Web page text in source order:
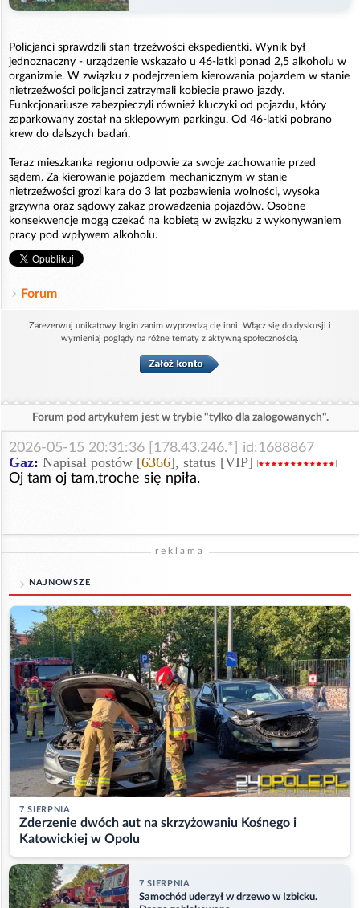
Policjanci sprawdzili stan trzeźwości ekspedientki. Wynik był
jednoznaczny - urządzenie wskazało u 46-latki ponad 2,5 alkoholu w
organizmie. W związku z podejrzeniem kierowania pojazdem w stanie
nietrzeźwości policjanci zatrzymali kobiecie prawo jazdy.
Funkcjonariusze zabezpieczyli również kluczyki od pojazdu, który
zaparkowany został na sklepowym parkingu. Od 46-latki pobrano
krew do dalszych badań.
Teraz mieszkanka regionu odpowie za swoje zachowanie przed
sądem. Za kierowanie pojazdem mechanicznym w stanie
nietrzeźwości grozi kara do 3 lat pozbawienia wolności, wysoka
grzywna oraz sądowy zakaz prowadzenia pojazdów. Osobne
konsekwencje mogą czekać na kobietą w związku z wykonywaniem
pracy pod wpływem alkoholu.
Forum
Zarezerwuj unikatowy login zanim wyprzedzą cię inni! Włącz się do dyskusji i
wymieniaj poglądy na różne tematy z aktywną społecznością.
Forum pod artykułem jest w trybie "tylko dla zalogowanych".
2026-05-15 20:31:36 [178.43.246.*] id:1688867
Gaz: Napisał postów [6366], status [VIP]
Oj tam oj tam,troche się npiła.
reklama
NAJNOWSZE
7 SIERPNIA
Zderzenie dwóch aut na skrzyżowaniu Kośnego i
Katowickiej w Opolu
7 SIERPNIA
Samochód uderzył w drzewo w Izbicku.